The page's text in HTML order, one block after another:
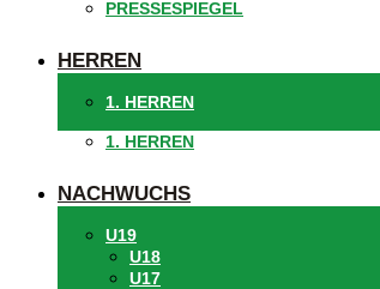
PRESSESPIEGEL
HERREN
1. HERREN
1. HERREN
NACHWUCHS
U19
U18
U17